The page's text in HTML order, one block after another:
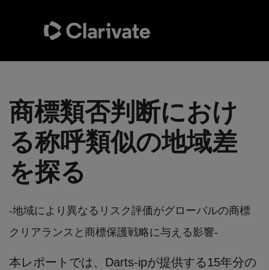
商標類否判断におけ
る称呼類似の地域差
を探る
-地域により異なるリスク評価がグローバルの商標
クリアランスと商標保護戦略に与える影響-
本レポートでは、Darts-ipが提供する15年分の